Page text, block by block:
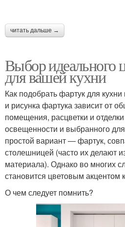
читать дальше →
Выбор идеального
для вашей кухни
Как подобрать фартук для
и рисунка фартука зависит от
помещения, расцветки и
освещенности и выбранного
простой вариант ― фартук,
столешницей (часто их делают
материала). Однако во многих
становится цветовым акцентом
О чем следует помнить?